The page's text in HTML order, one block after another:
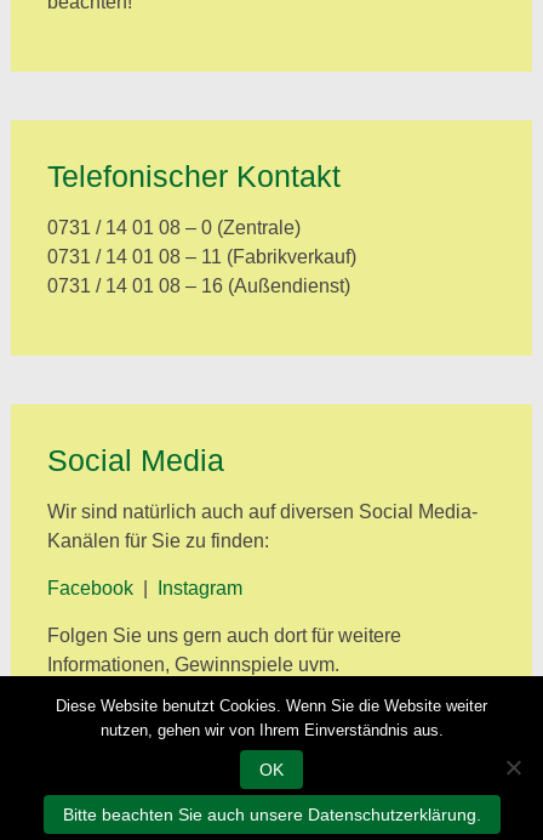
Telefonischer Kontakt
0731 / 14 01 08 – 0 (Zentrale)
0731 / 14 01 08 – 11 (Fabrikverkauf)
0731 / 14 01 08 – 16 (Außendienst)
Social Media
Wir sind natürlich auch auf diversen Social Media-
Kanälen für Sie zu finden:
Facebook| Instagram
Folgen Sie uns gern auch dort für weitere
Informationen, Gewinnspiele uvm.
Copyright © 2026Scheck GmbH und Co. KG. All rights reserved.
Diese Website benutzt Cookies. Wenn Sie die Website weiter
nutzen, gehen wir von Ihrem Einverständnis aus.
OK
Bitte beachten Sie auch unsere Datenschutzerklärung.